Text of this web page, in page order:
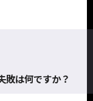
敗は何ですか？